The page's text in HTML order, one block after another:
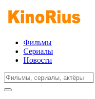
Фильмы
Сериалы
Новости